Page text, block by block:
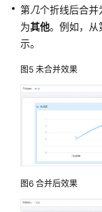
实
例
用
华
为
云
Astro
轻
应
用
第几个折线后合并
为其他。例如，从
示。
图5 未合并效果
图6 合并后效果